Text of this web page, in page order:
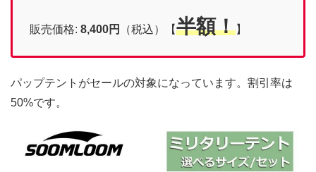
販売価格: 8,400円 （税込）【半額！】
パップテントがセールの対象になっています。割引率は
50%です。